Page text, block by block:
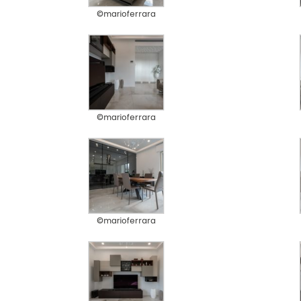
©marioferrara
©marioferrara
©marioferrara